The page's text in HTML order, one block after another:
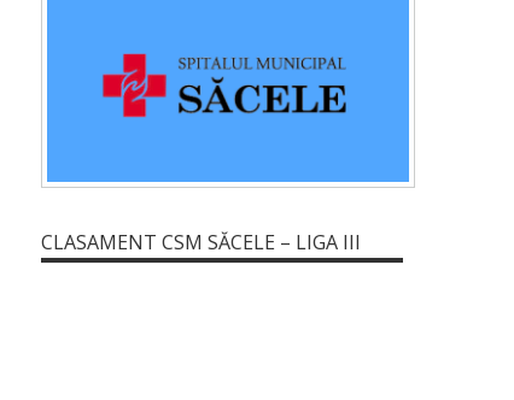
CLASAMENT CSM SĂCELE – LIGA III